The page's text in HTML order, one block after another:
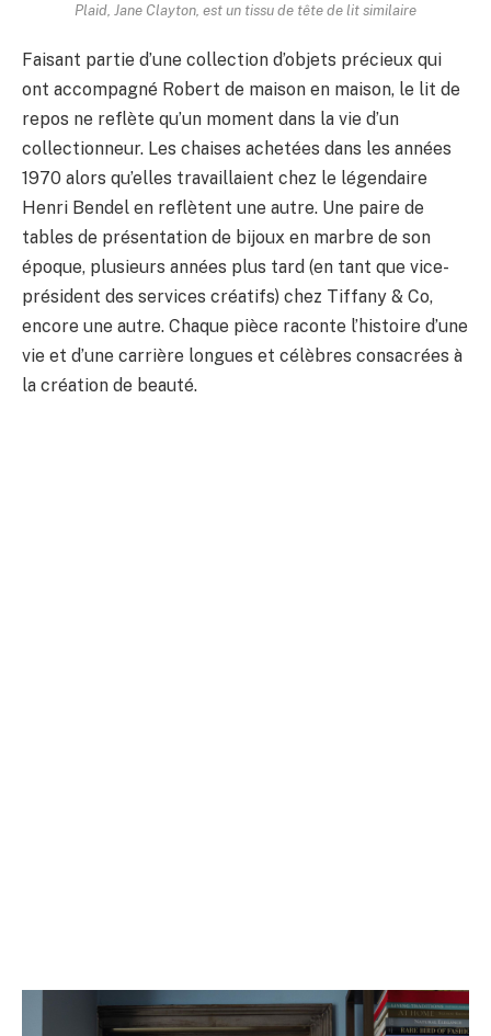
Plaid, Jane Clayton, est un tissu de tête de lit similaire
Faisant partie d’une collection d’objets précieux qui
ont accompagné Robert de maison en maison, le lit de
repos ne reflète qu’un moment dans la vie d’un
collectionneur. Les chaises achetées dans les années
1970 alors qu’elles travaillaient chez le légendaire
Henri Bendel en reflètent une autre. Une paire de
tables de présentation de bijoux en marbre de son
époque, plusieurs années plus tard (en tant que vice-
président des services créatifs) chez Tiffany & Co,
encore une autre. Chaque pièce raconte l’histoire d’une
vie et d’une carrière longues et célèbres consacrées à
la création de beauté.